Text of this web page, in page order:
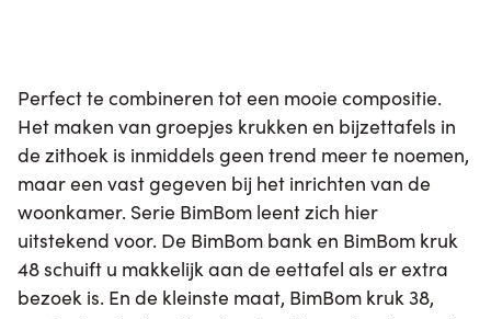
Perfect te combineren tot een mooie compositie.
Het maken van groepjes krukken en bijzettafels in
de zithoek is inmiddels geen trend meer te noemen,
maar een vast gegeven bij het inrichten van de
woonkamer. Serie BimBom leent zich hier
uitstekend voor. De BimBom bank en BimBom kruk
48 schuift u makkelijk aan de eettafel als er extra
bezoek is. En de kleinste maat, BimBom kruk 38,